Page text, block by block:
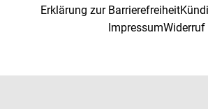
Erklärung zur Barrierefreiheit
ImpressumWiderruf